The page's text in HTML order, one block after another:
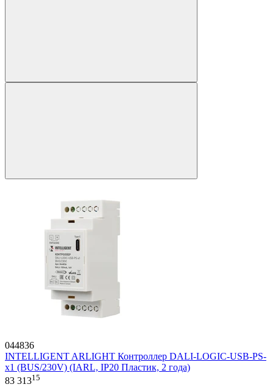
044836
INTELLIGENT ARLIGHT Контроллер DALI-LOGIC-USB-PS-
x1 (BUS/230V) (IARL, IP20 Пластик, 2 года)
83 31315